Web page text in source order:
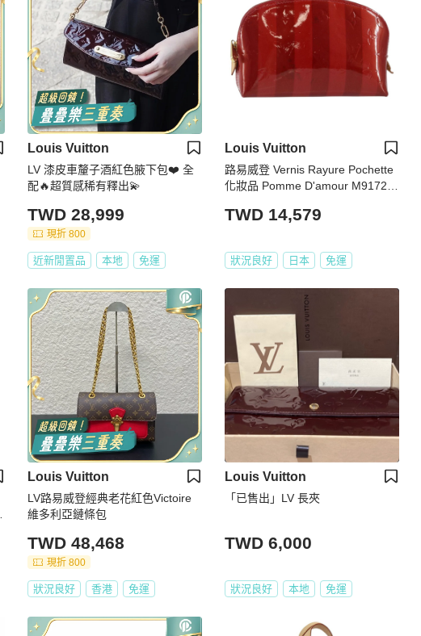
Louis Vuitton
LV 漆皮車釐子酒紅色腋下包❤️ 全
配🔥超質感稀有釋出💫
TWD 28,999
現折 800
近新閒置品 本地 免運
Louis Vuitton
路易威登 Vernis Rayure Pochette
化妝品 Pomme D'amour M91721
TWD 14,579
狀況良好 日本 免運
Louis Vuitton
LV路易威登經典老花紅色Victoire
維多利亞鏈條包
TWD 48,468
現折 800
狀況良好 香港 免運
Louis Vuitton
「已售出」LV 長夾
TWD 6,000
狀況良好 本地 免運